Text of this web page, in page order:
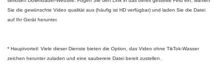
Sie die gewünschte Video qualität aus (häufig ist HD verfügbar) und laden Sie die Datei
auf Ihr Gerät herunter.
* Hauptvorteil: Viele dieser Dienste bieten die Option, das Video ohne TikTok-Wasser
zeichen herunter zuladen und eine sauberere Datei bereit zustellen.